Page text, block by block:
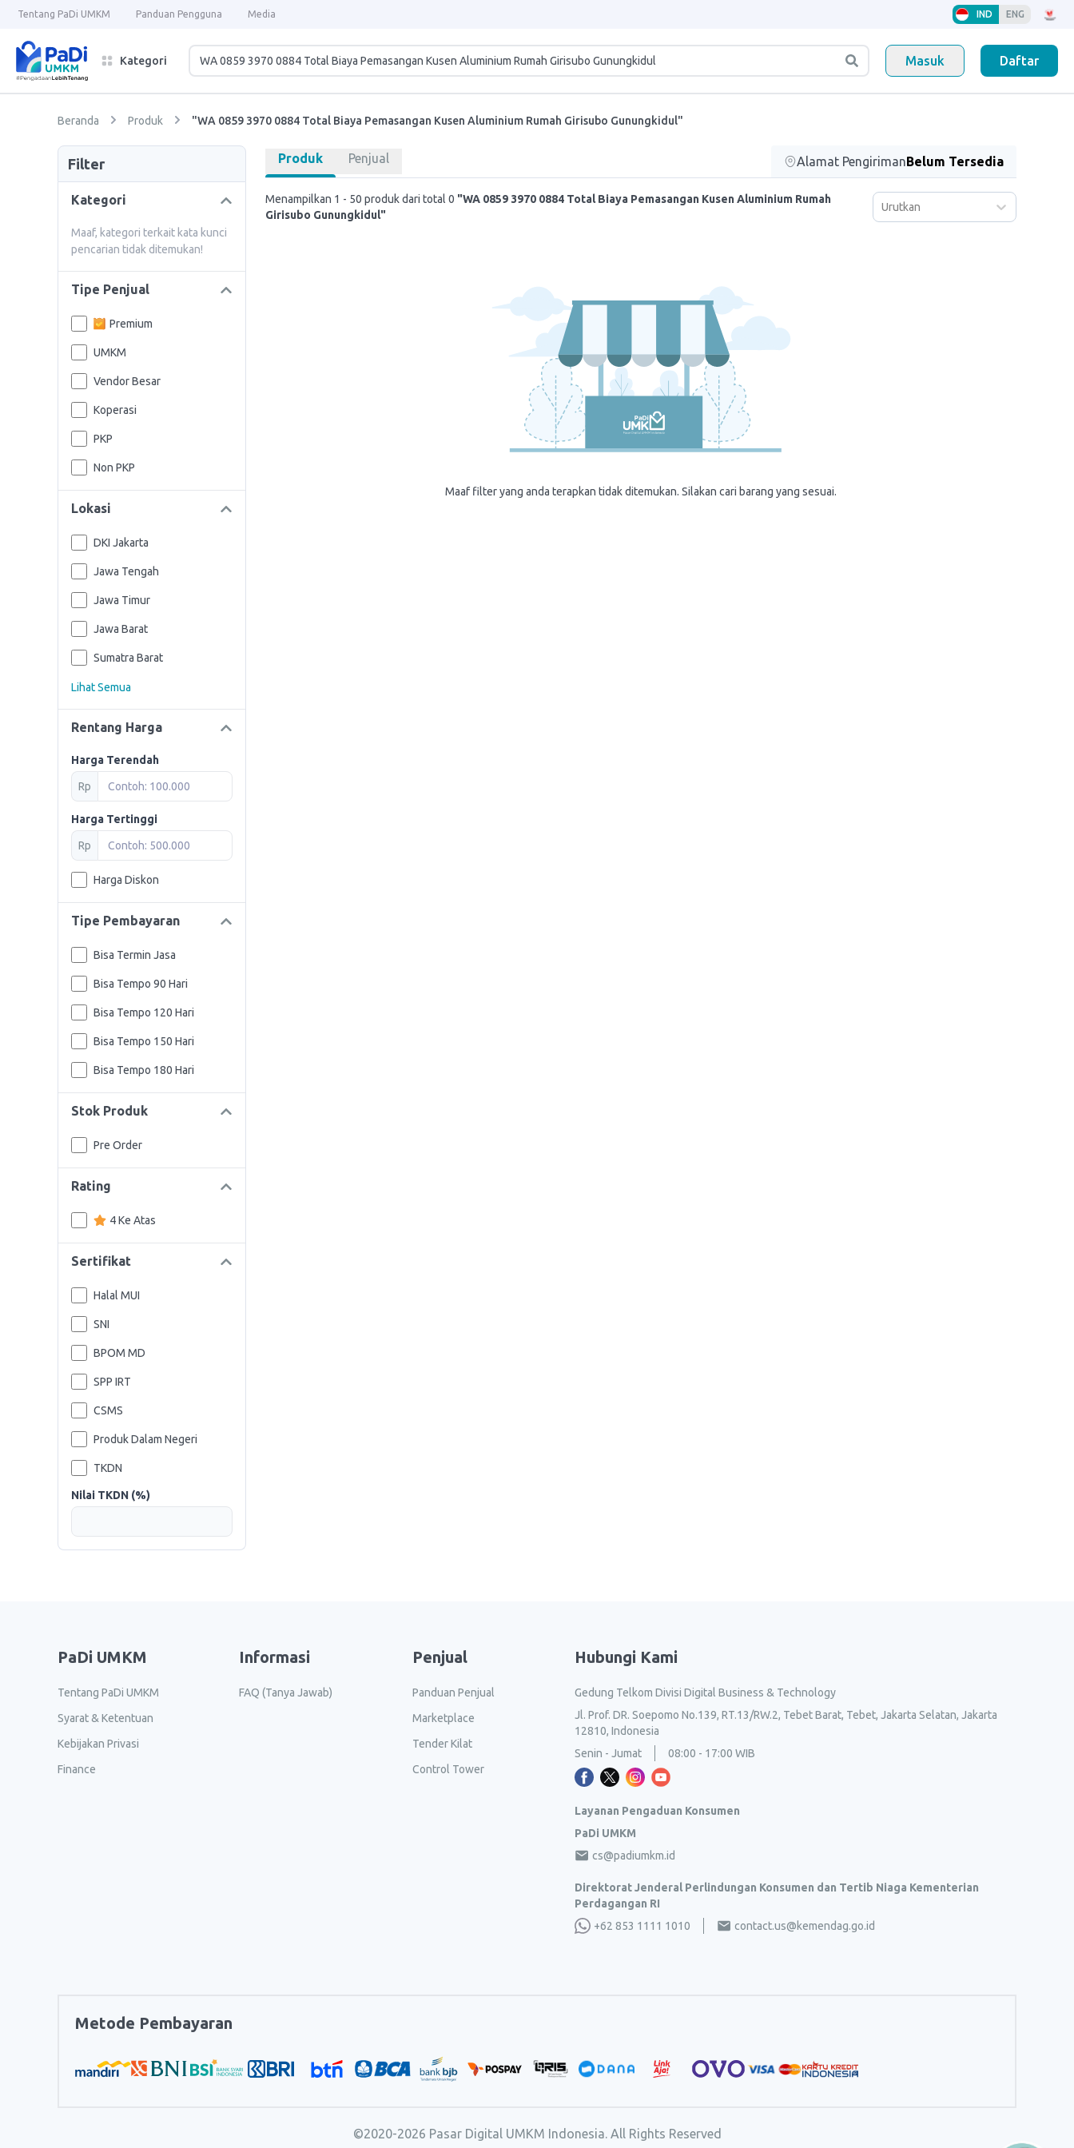
Tentang PaDi UMKM Panduan Pengguna Media IND ENG
Kategori Masuk Daftar
Beranda Produk "WA 0859 3970 0884 Total Biaya Pemasangan Kusen Aluminium Rumah Girisubo Gunungkidul"
Filter
Kategori
Maaf, kategori terkait kata kunci
pencarian tidak ditemukan!
Tipe Penjual
Premium
UMKM
Vendor Besar
Koperasi
PKP
Non PKP
Lokasi
DKI Jakarta
Jawa Tengah
Jawa Timur
Jawa Barat
Sumatra Barat
Lihat Semua
Rentang Harga
Harga Terendah
Rp
Harga Tertinggi
Rp
Harga Diskon
Tipe Pembayaran
Bisa Termin Jasa
Bisa Tempo 90 Hari
Bisa Tempo 120 Hari
Bisa Tempo 150 Hari
Bisa Tempo 180 Hari
Stok Produk
Pre Order
Rating
4 Ke Atas
Sertifikat
Halal MUI
SNI
BPOM MD
SPP IRT
CSMS
Produk Dalam Negeri
TKDN
Nilai TKDN (%)
Produk Penjual Alamat PengirimanBelum Tersedia
Menampilkan 1 - 50 produk dari total 0 "WA 0859 3970 0884 Total Biaya Pemasangan Kusen Aluminium Rumah
Girisubo Gunungkidul"
Urutkan
Maaf filter yang anda terapkan tidak ditemukan. Silakan cari barang yang sesuai.
PaDi UMKM
Tentang PaDi UMKM
Syarat & Ketentuan
Kebijakan Privasi
Finance
Informasi
FAQ (Tanya Jawab)
Penjual
Panduan Penjual
Marketplace
Tender Kilat
Control Tower
Hubungi Kami
Gedung Telkom Divisi Digital Business & Technology
Jl. Prof. DR. Soepomo No.139, RT.13/RW.2, Tebet Barat, Tebet, Jakarta Selatan, Jakarta
12810, Indonesia
Senin - Jumat
08:00 - 17:00 WIB
Layanan Pengaduan Konsumen
PaDi UMKM
cs@padiumkm.id
Direktorat Jenderal Perlindungan Konsumen dan Tertib Niaga Kementerian
Perdagangan RI
+62 853 1111 1010
contact.us@kemendag.go.id
Metode Pembayaran
©2020-2026 Pasar Digital UMKM Indonesia. All Rights Reserved